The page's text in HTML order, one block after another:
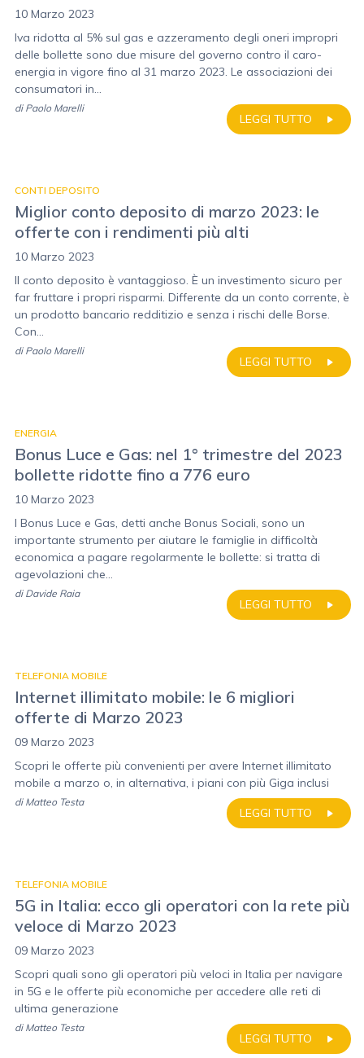
10 Marzo 2023
Iva ridotta al 5% sul gas e azzeramento degli oneri impropri
delle bollette sono due misure del governo contro il caro-
energia in vigore fino al 31 marzo 2023. Le associazioni dei
consumatori in...
LEGGI TUTTO
di Paolo Marelli
CONTI DEPOSITO
Miglior conto deposito di marzo 2023: le
offerte con i rendimenti più alti
10 Marzo 2023
Il conto deposito è vantaggioso. È un investimento sicuro per
far fruttare i propri risparmi. Differente da un conto corrente, è
un prodotto bancario redditizio e senza i rischi delle Borse.
Con...
LEGGI TUTTO
di Paolo Marelli
ENERGIA
Bonus Luce e Gas: nel 1° trimestre del 2023
bollette ridotte fino a 776 euro
10 Marzo 2023
I Bonus Luce e Gas, detti anche Bonus Sociali, sono un
importante strumento per aiutare le famiglie in difficoltà
economica a pagare regolarmente le bollette: si tratta di
agevolazioni che...
LEGGI TUTTO
di Davide Raia
TELEFONIA MOBILE
Internet illimitato mobile: le 6 migliori
offerte di Marzo 2023
09 Marzo 2023
Scopri le offerte più convenienti per avere Internet illimitato
mobile a marzo o, in alternativa, i piani con più Giga inclusi
LEGGI TUTTO
di Matteo Testa
TELEFONIA MOBILE
5G in Italia: ecco gli operatori con la rete più
veloce di Marzo 2023
09 Marzo 2023
Scopri quali sono gli operatori più veloci in Italia per navigare
in 5G e le offerte più economiche per accedere alle reti di
ultima generazione
LEGGI TUTTO
di Matteo Testa